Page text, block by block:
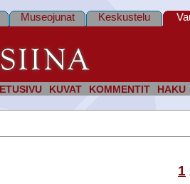
ETUSIVU KUVAT KOMMENTIT HAKU
Museojunat Keskustelu
1